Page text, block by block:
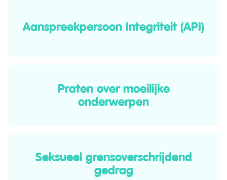
Aanspreekpersoon Integriteit (API)
Praten over moeilijke
onderwerpen
Seksueel grensoverschrijdend
gedrag